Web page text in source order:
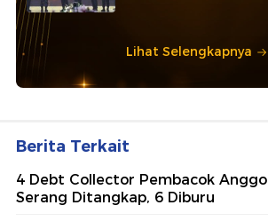
Lihat Selengkapnya
Berita Terkait
4 Debt Collector Pembacok
Serang Ditangkap, 6 Diburu